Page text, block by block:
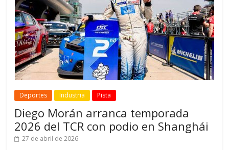
Deportes Industria Pista
Diego Morán arranca temporada
2026 del TCR con podio en Shanghái
27 de abril de 2026